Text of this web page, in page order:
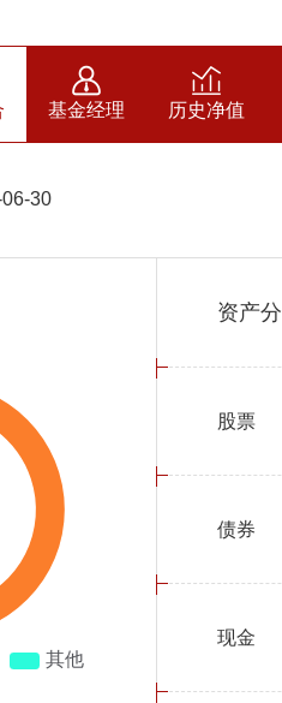
基金经理 历史净值
30
资产
股票
债券
现金